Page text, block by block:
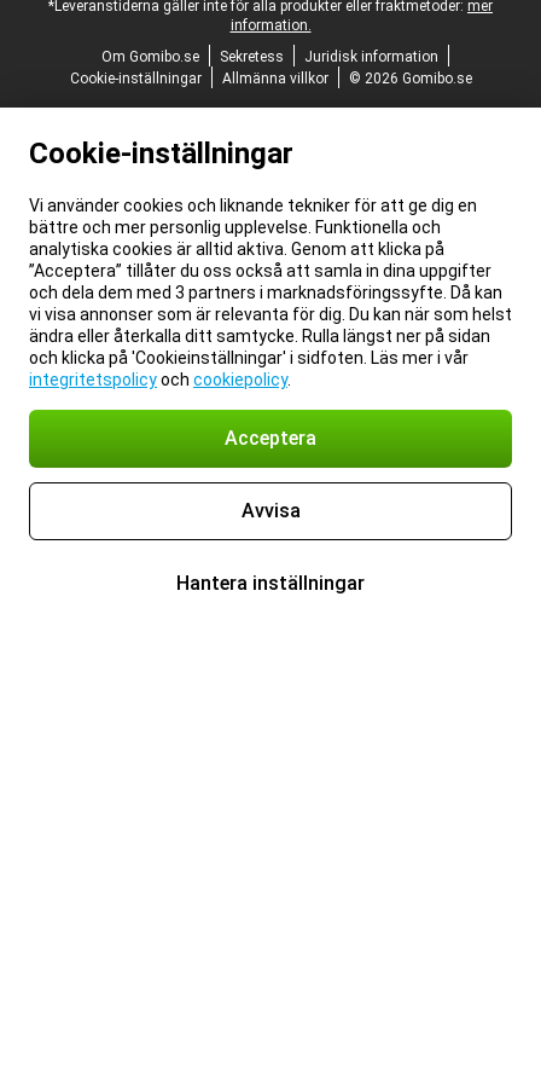
*Leveranstiderna gäller inte för alla produkter eller fraktmetoder: mer
information.
Om Gomibo.se
Sekretess
Juridisk information
Cookie-inställningar
Allmänna villkor © 2026 Gomibo.se
Cookie-inställningar
Vi använder cookies och liknande tekniker för att ge dig en
bättre och mer personlig upplevelse. Funktionella och
analytiska cookies är alltid aktiva. Genom att klicka på
”Acceptera” tillåter du oss också att samla in dina uppgifter
och dela dem med 3 partners i marknadsföringssyfte. Då kan
vi visa annonser som är relevanta för dig. Du kan när som helst
ändra eller återkalla ditt samtycke. Rulla längst ner på sidan
och klicka på 'Cookieinställningar' i sidfoten. Läs mer i vår
integritetspolicyoch cookiepolicy.
Acceptera
Avvisa
Hantera inställningar